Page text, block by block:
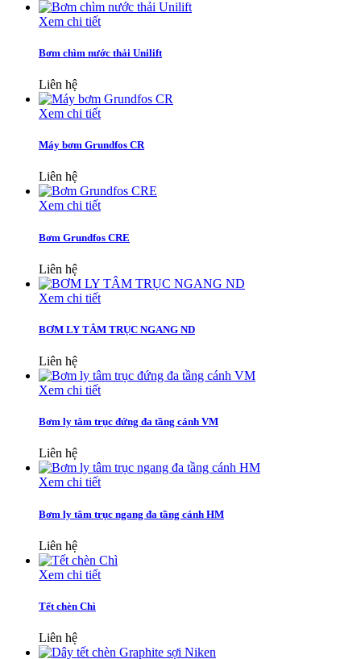
Xem chi tiết
Bơm chìm nước thải Unilift
Liên hệ
Xem chi tiết
Máy bơm Grundfos CR
Liên hệ
Xem chi tiết
Bơm Grundfos CRE
Liên hệ
Xem chi tiết
BƠM LY TÂM TRỤC NGANG ND
Liên hệ
Xem chi tiết
Bơm ly tâm trục đứng đa tầng cánh VM
Liên hệ
Xem chi tiết
Bơm ly tâm trục ngang đa tầng cánh HM
Liên hệ
Xem chi tiết
Tết chèn Chì
Liên hệ